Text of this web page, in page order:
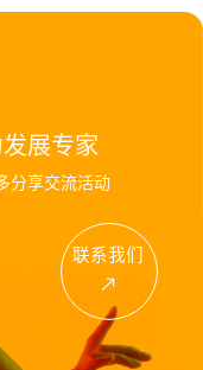
展专家
分享交流活动
联系我们